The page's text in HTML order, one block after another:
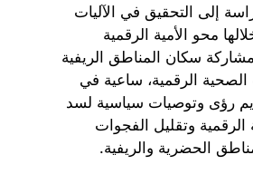
إلى التحقيق في الآليات
محو الأمية الرقمية
سكان المناطق الريفية
الرقمية، ساعية في
رؤى وتوصيات سياسية لسد
وتقليل الفجوات
الحضرية والريفية.